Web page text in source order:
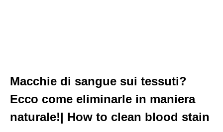
Macchie di sangue sui tessuti?
Ecco come eliminarle in maniera
naturale!| How to clean blood stain